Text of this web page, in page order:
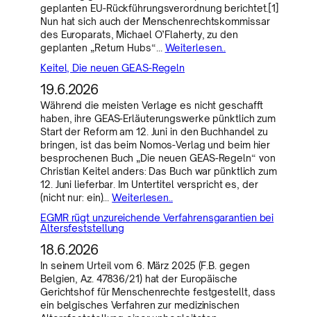
geplanten EU-Rückführungsverordnung berichtet.[1]
Nun hat sich auch der Menschenrechtskommissar
des Europarats, Michael O’Flaherty, zu den
geplanten „Return Hubs“… Weiterlesen..
Keitel, Die neuen GEAS-Regeln
19.6.2026
Während die meisten Verlage es nicht geschafft
haben, ihre GEAS-Erläuterungswerke pünktlich zum
Start der Reform am 12. Juni in den Buchhandel zu
bringen, ist das beim Nomos-Verlag und beim hier
besprochenen Buch „Die neuen GEAS-Regeln“ von
Christian Keitel anders: Das Buch war pünktlich zum
12. Juni lieferbar. Im Untertitel verspricht es, der
(nicht nur: ein)…Weiterlesen..
EGMR rügt unzureichende Verfahrensgarantien bei
Altersfeststellung
18.6.2026
In seinem Urteil vom 6. März 2025 (F.B. gegen
Belgien, Az. 47836/21) hat der Europäische
Gerichtshof für Menschenrechte festgestellt, dass
ein belgisches Verfahren zur medizinischen